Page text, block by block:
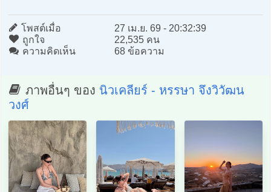
โพสต์เมื่อ
27 เม.ย. 69 - 20:32:39
ถูกใจ
22,535 คน
ความคิดเห็น
68 ข้อความ
ภาพอื่นๆ ของ นิวเคลียร์ - หรรษา จึงวิวัฒน
วงศ์